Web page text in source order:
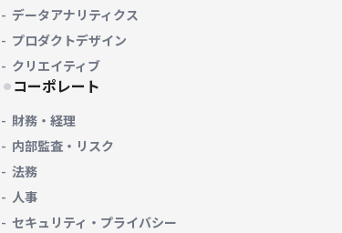
データアナリティクス
プロダクトデザイン
クリエイティブ
コーポレート
財務・経理
内部監査・リスク
法務
人事
セキュリティ・プライバシー